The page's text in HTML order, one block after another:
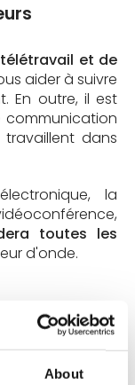
About
et de
aider à suivre
En outre, il est
dans
la
toutes les
d'onde.
RH
RH peuvent